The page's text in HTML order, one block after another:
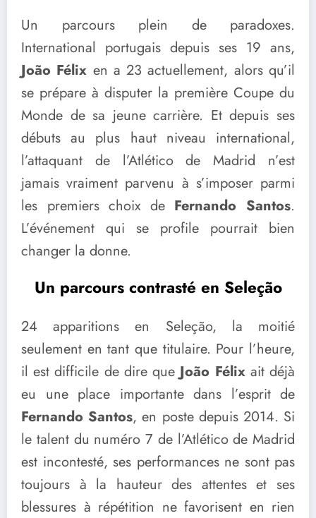
Un parcours plein de paradoxes.
International portugais depuis ses 19 ans,
João Félix en a 23 actuellement, alors qu’il
se prépare à disputer la première Coupe du
Monde de sa jeune carrière. Et depuis ses
débuts au plus haut niveau international,
l’attaquant de l’Atlético de Madrid n’est
jamais vraiment parvenu à s’imposer parmi
les premiers choix de Fernando Santos.
L’événement qui se profile pourrait bien
changer la donne.
Un parcours contrasté en Seleção
24 apparitions en Seleção, la moitié
seulement en tant que titulaire. Pour l’heure,
il est difficile de dire que João Félixait déjà
eu une place importante dans l’esprit de
Fernando Santos, en poste depuis 2014. Si
le talent du numéro 7 de l’Atlético de Madrid
est incontesté, ses performances ne sont pas
toujours à la hauteur des attentes et ses
blessures à répétition ne favorisent en rien